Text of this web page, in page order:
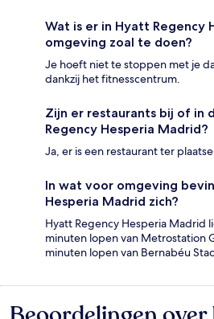
Wat is er in Hyatt Regency
omgeving zoal te doen?
Je hoeft niet te stoppen met je
dankzij het fitnesscentrum.
Zijn er restaurants bij of in
Regency Hesperia Madrid?
Ja, er is een restaurant ter
In wat voor omgeving
Hesperia Madrid zich?
Hyatt Regency Hesperia Madrid
minuten lopen van Metrostation
minuten lopen van Bernabéu
Beoordelingen